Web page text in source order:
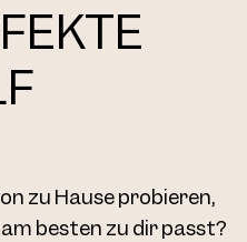
zu Hause probieren,
am besten zu dir passt?